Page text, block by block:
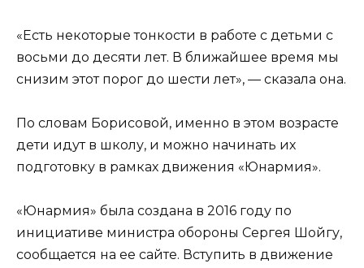
«Есть некоторые тонкости в работе с детьми с
восьми до десяти лет. В ближайшее время мы
снизим этот порог до шести лет», — сказала она.
По словам Борисовой, именно в этом возрасте
дети идут в школу, и можно начинать их
подготовку в рамках движения «Юнармия».
«Юнармия» была создана в 2016 году по
инициативе министра обороны Сергея Шойгу,
сообщается на ее сайте. Вступить в движение